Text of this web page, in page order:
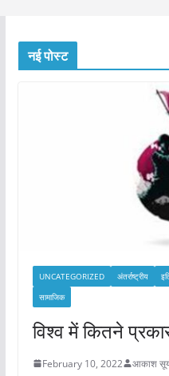
नई पोस्ट
UNCATEGORIZED अंतर्राष्ट्रीय
सामाजिक
विश्व में कितने
February 10, 2022 आकाश